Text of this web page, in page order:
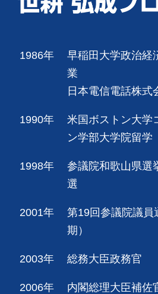
1986年
早稲田大学政治経
業
日本電信電話株式
1990年
米国ボストン大学
ン学部大学院留学
1998年
参議院和歌山県選
選
2001年
第19回参議院議員
期）
2003年 総務大臣政務官
2006年
内閣総理大臣補佐